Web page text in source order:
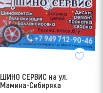
ШИНО СЕРВИС на ул.
Мамина-Сибиряка